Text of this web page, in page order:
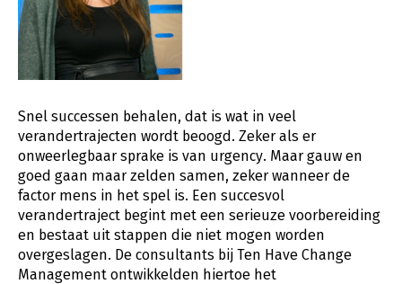
Snel successen behalen, dat is wat in veel
verandertrajecten wordt beoogd. Zeker als er
onweerlegbaar sprake is van urgency. Maar gauw en
goed gaan maar zelden samen, zeker wanneer de
factor mens in het spel is. Een succesvol
verandertraject begint met een serieuze voorbereiding
en bestaat uit stappen die niet mogen worden
overgeslagen. De consultants bij Ten Have Change
Management ontwikkelden hiertoe het